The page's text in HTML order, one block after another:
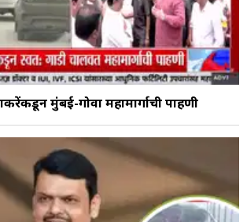
मुंबई-गोवा महामार्गाची पाहणी